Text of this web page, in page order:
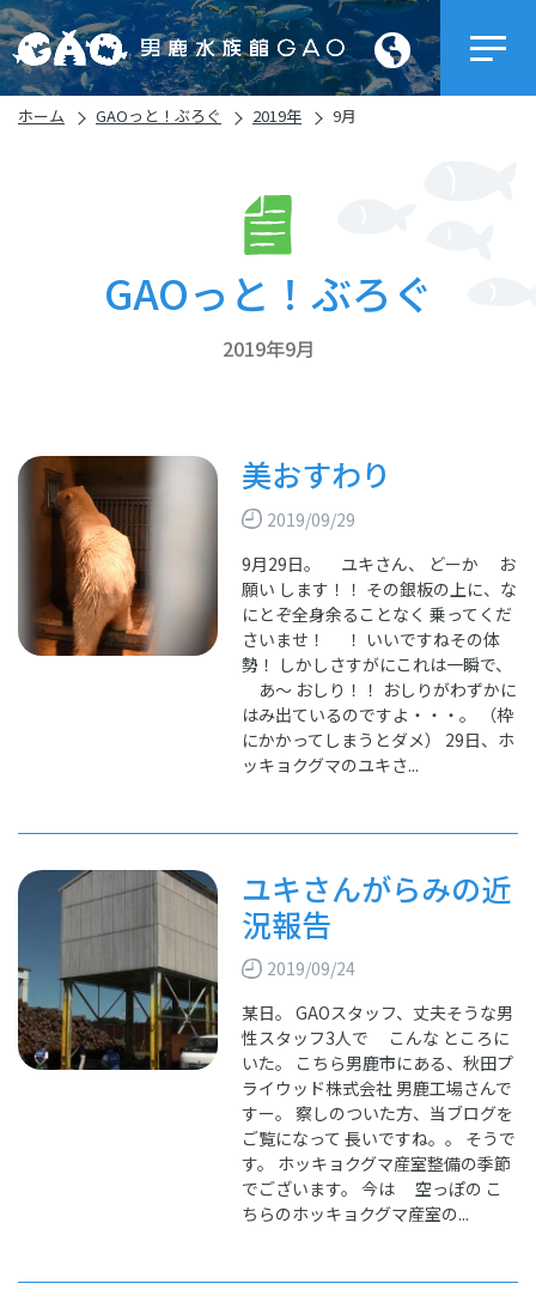
ホーム GAOっと！ぶろぐ 2019年 9月
GAOっと！ぶろぐ
2019年9月
美おすわり
2019/09/29
9月29日。 ユキさん、 どーか お
願い します！！ その銀板の上に、な
にとぞ全身余ることなく 乗ってくだ
さいませ！ ！ いいですねその体
勢！ しかしさすがにこれは一瞬で、
あ～ おしり！！ おしりがわずかに
はみ出ているのですよ・・・。 （枠
にかかってしまうとダメ） 29日、ホ
ッキョクグマのユキさ...
ユキさんがらみの近
況報告
2019/09/24
某日。 GAOスタッフ、丈夫そうな男
性スタッフ3人で こんな ところに
いた。 こちら男鹿市にある、秋田プ
ライウッド株式会社 男鹿工場さんで
すー。 察しのついた方、当ブログを
ご覧になって 長いですね。。 そうで
す。 ホッキョクグマ産室整備の季節
でございます。 今は 空っぽの こ
ちらのホッキョクグマ産室の...